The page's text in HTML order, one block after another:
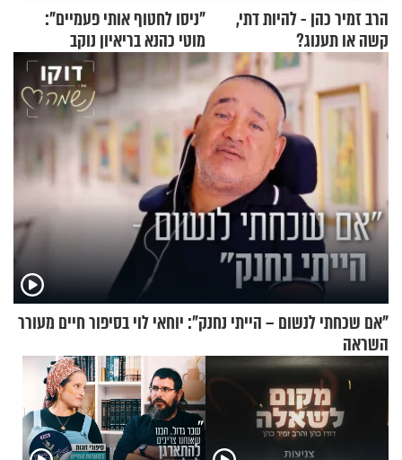
הרב זמיר כהן - להיות דתי,
קשה או תענוג?
"ניסו לחטוף אותי פעמיים":
מוטי כהנא בריאיון נוקב
"אם שכחתי לנשום – הייתי נחנק": יוחאי לוי בסיפור חיים מעורר
השראה